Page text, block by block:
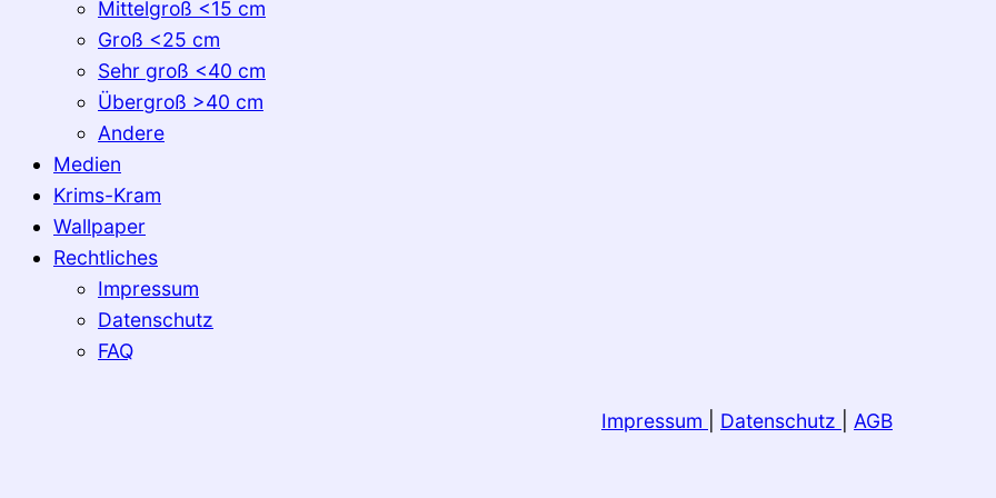
Mittelgroß <15 cm
Groß <25 cm
Sehr groß <40 cm
Übergroß >40 cm
Andere
Medien
Krims-Kram
Wallpaper
Rechtliches
Impressum
Datenschutz
FAQ
Impressum Datenschutz AGB